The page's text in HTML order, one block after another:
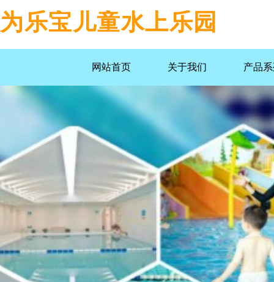
网站首页 关于我们 产品
为乐宝儿童水上乐园